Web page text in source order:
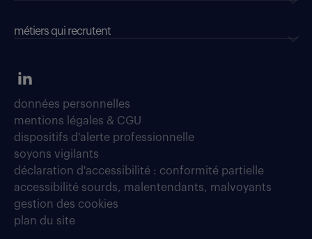
métiers qui recrutent
données personnelles
mentions légales & CGU
dispositifs d'alerte professionnelle
soyons vigilants
déclaration d'accessibilité : conformité partielle
accessibilité sourds, malentendants, malvoyants
gestion des cookies
plan du site